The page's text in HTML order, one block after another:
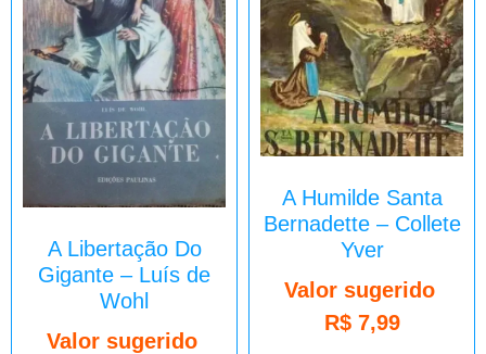
A Libertação Do
Gigante – Luís de
Wohl
Valor sugerido
A Humilde Santa
Bernadette – Collete
Yver
Valor sugerido
R$7,99